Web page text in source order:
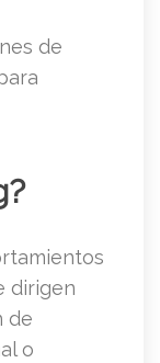
de
dirigen
de
o